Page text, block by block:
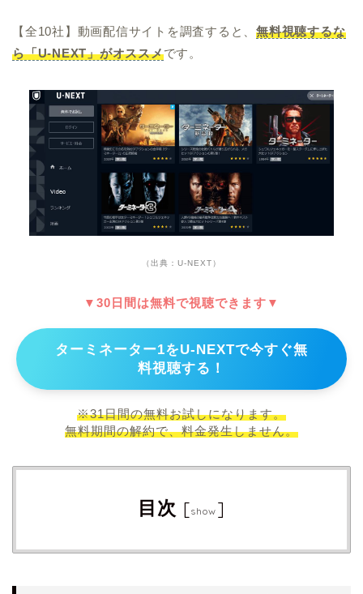
【全10社】動画配信サイトを調査すると、無料視聴するな
ら「U-NEXT」がオススメです。
（出典：U-NEXT）
▼30日間は無料で視聴できます▼
ターミネーター1をU-NEXTで今すぐ無
料視聴する！
※31日間の無料お試しになります。
無料期間の解約で、料金発生しません。
目次 [show ]